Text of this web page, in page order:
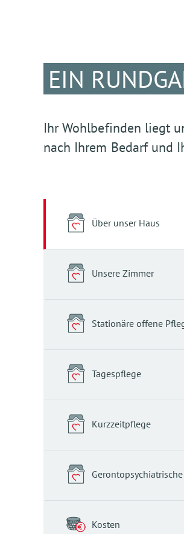
EIN
Ihr Wohlbefinden liegt
nach Ihrem Bedarf und
Über unser Haus
Unsere Zimmer
Stationäre offene
Tagespflege
Kurzzeitpflege
Kosten